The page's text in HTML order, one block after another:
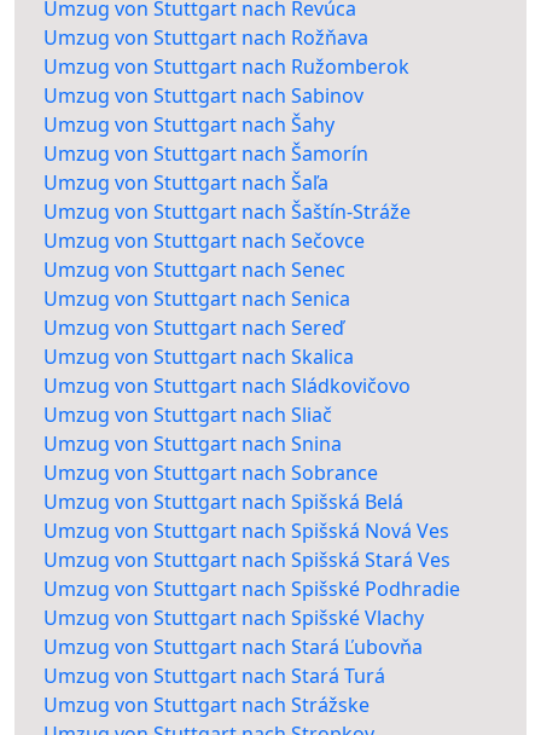
Umzug von Stuttgart nach Revúca
Umzug von Stuttgart nach Rožňava
Umzug von Stuttgart nach Ružomberok
Umzug von Stuttgart nach Sabinov
Umzug von Stuttgart nach Šahy
Umzug von Stuttgart nach Šamorín
Umzug von Stuttgart nach Šaľa
Umzug von Stuttgart nach Šaštín-Stráže
Umzug von Stuttgart nach Sečovce
Umzug von Stuttgart nach Senec
Umzug von Stuttgart nach Senica
Umzug von Stuttgart nach Sereď
Umzug von Stuttgart nach Skalica
Umzug von Stuttgart nach Sládkovičovo
Umzug von Stuttgart nach Sliač
Umzug von Stuttgart nach Snina
Umzug von Stuttgart nach Sobrance
Umzug von Stuttgart nach Spišská Belá
Umzug von Stuttgart nach Spišská Nová Ves
Umzug von Stuttgart nach Spišská Stará Ves
Umzug von Stuttgart nach Spišské Podhradie
Umzug von Stuttgart nach Spišské Vlachy
Umzug von Stuttgart nach Stará Ľubovňa
Umzug von Stuttgart nach Stará Turá
Umzug von Stuttgart nach Strážske